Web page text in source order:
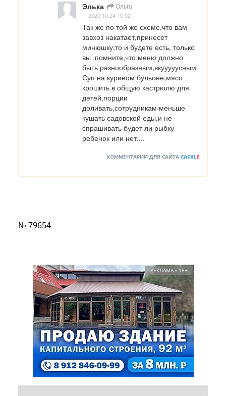
Элька Ольга
2020.10.24 10:52
Так же по той же схеме,что вам
завхоз накатает,принесет
минюшку,то и будете есть, только
вы ,помните,что меню должно
быть разнообразным,вкууууусным.
Суп на курином бульоне,мясо
крошить в общую кастрюлю для
детей,порции
доливать,сотрудникам меньше
кушать садовской еды,и не
спрашивать будет ли рыбку
ребенок или нет....
КОММЕНТАРИИ ДЛЯ САЙТА CACKLE
№ 79654
РЕКЛАМА • 18+